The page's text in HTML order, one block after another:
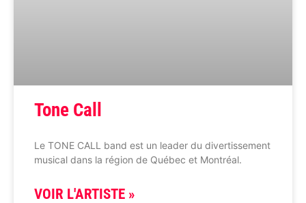
Tone Call
Le TONE CALL band est un leader du divertissement
musical dans la région de Québec et Montréal.
VOIR L'ARTISTE »